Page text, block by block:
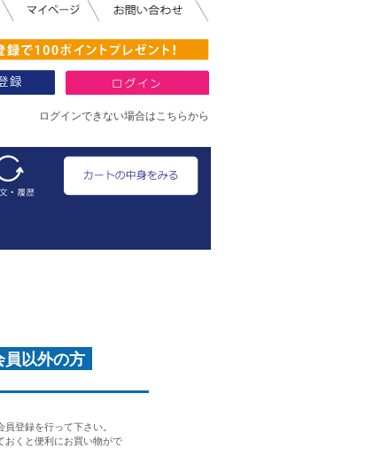
ログインできない場合はこちらから
員以外の方
登録を行って下さい。
おくと便利にお買い物がで